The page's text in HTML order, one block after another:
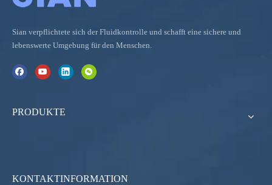
Sian verpflichtete sich der Fluidkontrolle und schafft eine sichere und
lebenswerte Umgebung für den Menschen.
PRODUKTE
KONTAKTINFORMATION